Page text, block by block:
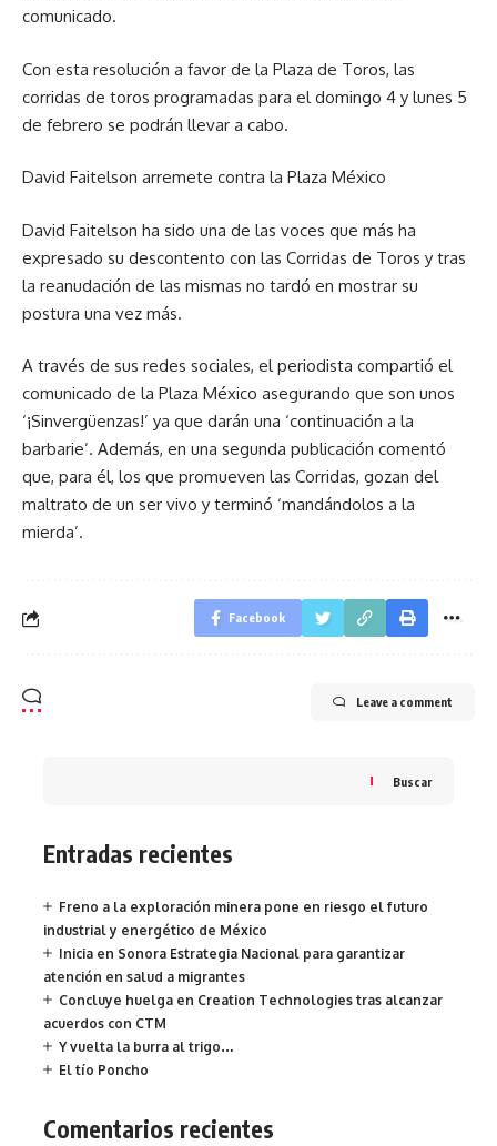
comunicado.
Con esta resolución a favor de la Plaza de Toros, las
corridas de toros programadas para el domingo 4 y lunes 5
de febrero se podrán llevar a cabo.
David Faitelson arremete contra la Plaza México
David Faitelson ha sido una de las voces que más ha
expresado su descontento con las Corridas de Toros y tras
la reanudación de las mismas no tardó en mostrar su
postura una vez más.
A través de sus redes sociales, el periodista compartió el
comunicado de la Plaza México asegurando que son unos
‘¡Sinvergüenzas!’ ya que darán una ‘continuación a la
barbarie’. Además, en una segunda publicación comentó
que, para él, los que promueven las Corridas, gozan del
maltrato de un ser vivo y terminó ‘mandándolos a la
mierda’.
Facebook
Leave a comment
Buscar
Entradas recientes
Freno a la exploración minera pone en riesgo el futuro
industrial y energético de México
Inicia en Sonora Estrategia Nacional para garantizar
atención en salud a migrantes
Concluye huelga en Creation Technologies tras alcanzar
acuerdos con CTM
Y vuelta la burra al trigo…
El tío Poncho
Comentarios recientes